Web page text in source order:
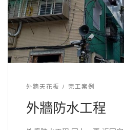
外牆天花板 完工案例
外牆防水工程